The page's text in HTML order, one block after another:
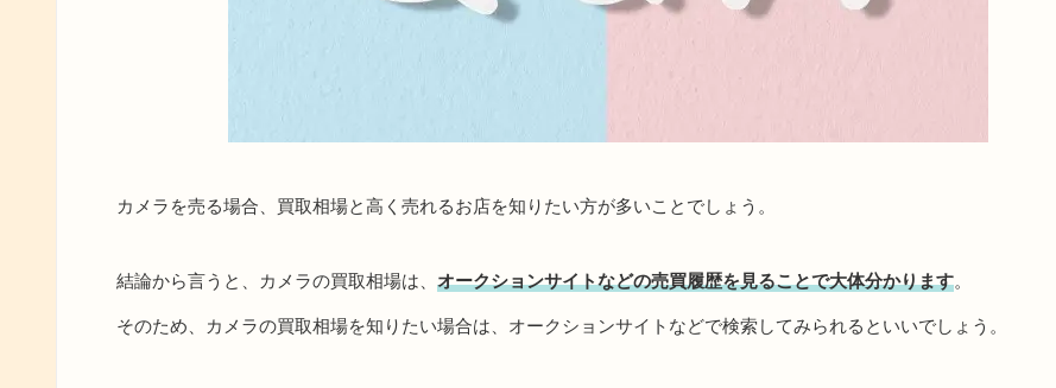
カメラを売る場合、買取相場と高く売れるお店を知りたい方が多いことでしょう。
結論から言うと、カメラの買取相場は、 オークションサイトなどの売買履歴を見ることで大体分かります。
そのため、カメラの買取相場を知りたい場合は、オークションサイトなどで検索してみられるといいでしょう。